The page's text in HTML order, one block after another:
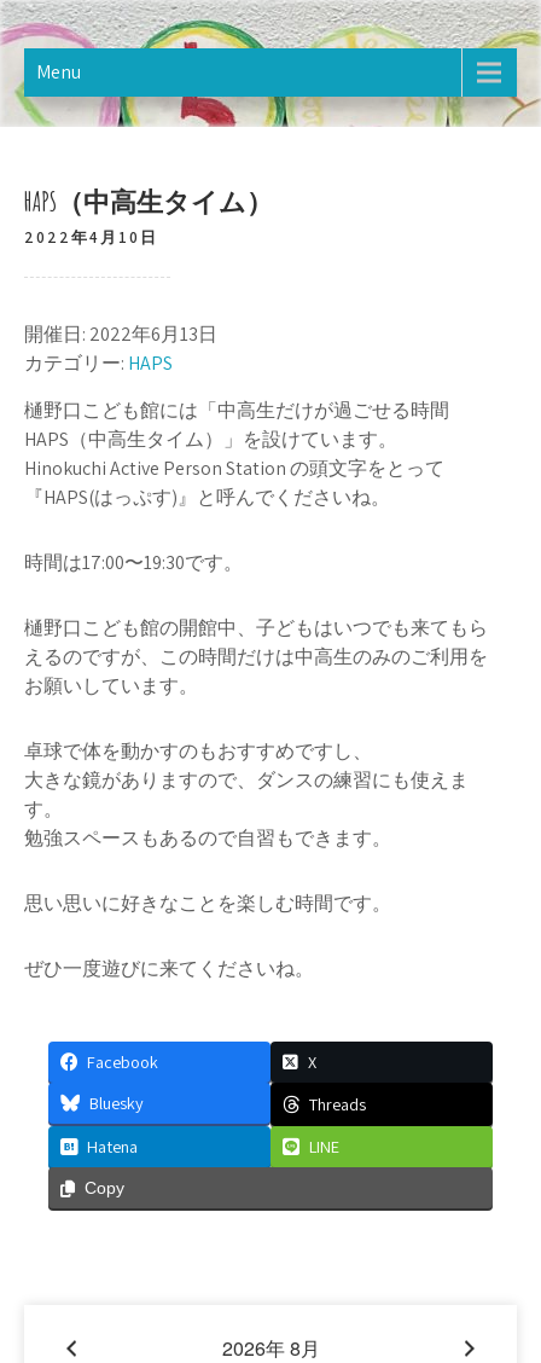
Skip
to
content樋野口こども館
2020年12月オープン。樋野口こども館のホームページです。
Menu
HAPS（中高生タイム）
2022年4月10日
開催日: 2022年6月13日
カテゴリー: HAPS
樋野口こども館には「中高生だけが過ごせる時間
HAPS（中高生タイム）」を設けています。
Hinokuchi Active Person Station の頭文字をとって
『HAPS(はっぷす)』と呼んでくださいね。
時間は17:00〜19:30です。
樋野口こども館の開館中、子どもはいつでも来てもら
えるのですが、この時間だけは中高生のみのご利用を
お願いしています。
卓球で体を動かすのもおすすめですし、
大きな鏡がありますので、ダンスの練習にも使えま
す。
勉強スペースもあるので自習もできます。
思い思いに好きなことを楽しむ時間です。
ぜひ一度遊びに来てくださいね。
Facebook
X
Bluesky
Threads
Hatena
LINE
Copy
2026年 8月